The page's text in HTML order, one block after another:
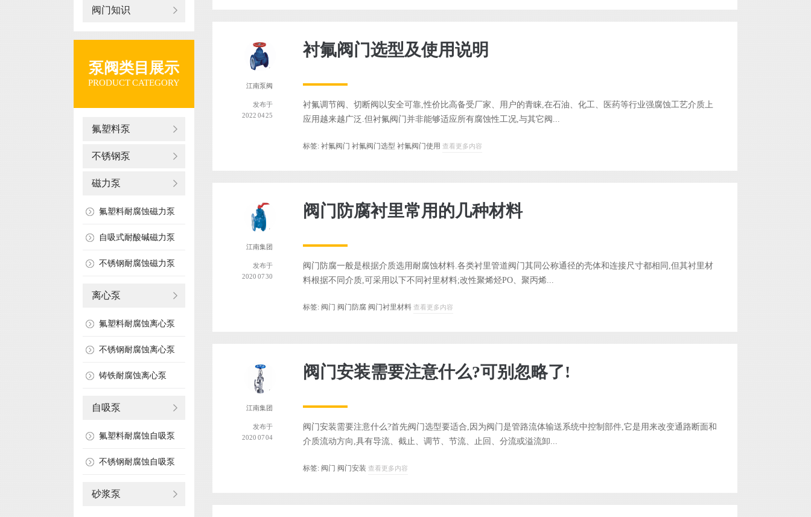
阀门知识
泵阀类目展示
PRODUCT CATEGORY
氟塑料泵
不锈钢泵
磁力泵
氟塑料耐腐蚀磁力泵
自吸式耐酸碱磁力泵
不锈钢耐腐蚀磁力泵
离心泵
氟塑料耐腐蚀离心泵
不锈钢耐腐蚀离心泵
铸铁耐腐蚀离心泵
自吸泵
氟塑料耐腐蚀自吸泵
不锈钢耐腐蚀自吸泵
砂浆泵
江南泵阀
发布于
2022 04 25
衬氟阀门选型及使用说明
衬氟调节阀、切断阀以安全可靠,性价比高备受厂家、用户的青睐,在石油、化工、医药等行业强腐蚀工艺介质上
应用越来越广泛.但衬氟阀门并非能够适应所有腐蚀性工况,与其它阀...
标签: 衬氟阀门 衬氟阀门选型 衬氟阀门使用 查看更多内容
江南集团
发布于
2020 07 30
阀门防腐衬里常用的几种材料
阀门防腐一般是根据介质选用耐腐蚀材料.各类衬里管道阀门其同公称通径的壳体和连接尺寸都相同,但其衬里材
料根据不同介质,可采用以下不同衬里材料;改性聚烯烃PO、聚丙烯...
标签: 阀门 阀门防腐 阀门衬里材料 查看更多内容
江南集团
发布于
2020 07 04
阀门安装需要注意什么?可别忽略了!
阀门安装需要注意什么?首先阀门选型要适合,因为阀门是管路流体输送系统中控制部件,它是用来改变通路断面和
介质流动方向,具有导流、截止、调节、节流、止回、分流或溢流卸...
标签: 阀门 阀门安装 查看更多内容